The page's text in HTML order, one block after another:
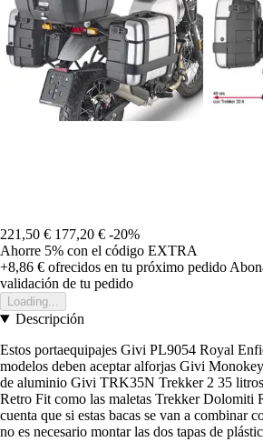
221,50 € 177,20 € -20%
Ahorre 5% con el código EXTRA
+8,86 € ofrecidos en tu próximo pedido
validación de tu pedido
Loading...
Descripción
Estos portaequipajes Givi PL9054 Royal
modelos deben aceptar alforjas Givi
de aluminio Givi TRK35N Trekker 2 35
Retro Fit como las maletas Trekker Dolomiti
cuenta que si estas bacas se van a combinar
no es necesario montar las dos tapas de